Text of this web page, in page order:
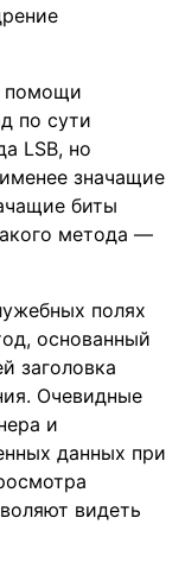
помощи
по сути
LSB, но
значащие
биты
метода —
полях
основанный
заголовка
Очевидные
и
данных при
видеть